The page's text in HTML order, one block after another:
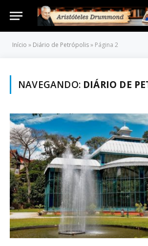
Início » Diário de Petrópolis» Página 2
NAVEGANDO: DIÁRIO DE